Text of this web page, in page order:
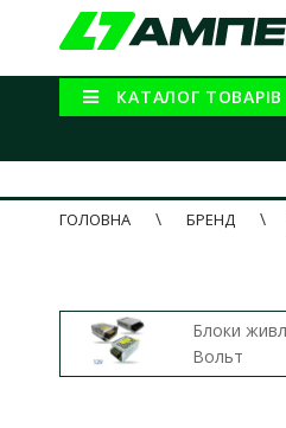
КАТАЛОГ ТОВАРІВ
ГОЛОВНА
БРЕНД
Блоки
Вольт